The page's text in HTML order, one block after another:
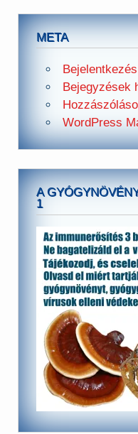
META
Bejelentkezés
Bejegyzések
WordPress
A
1